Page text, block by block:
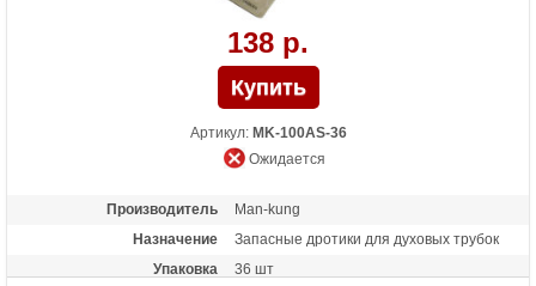
138 р.
Артикул: MK-100AS-36
Ожидается
Производитель
Man-kung
Назначение
Запасные дротики для духовых трубок
Упаковка
36 шт